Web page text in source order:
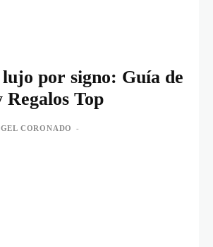
por signo: Guía de
Top
CORONADO -